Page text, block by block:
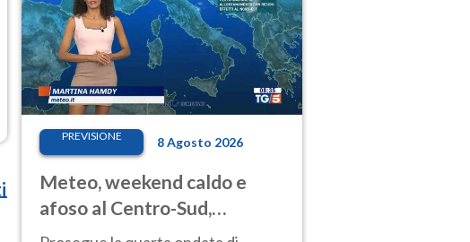
PREVISIONE 8 Agosto 2026
Meteo, weekend caldo e
afoso al Centro-Sud,
temporali sui rilievi